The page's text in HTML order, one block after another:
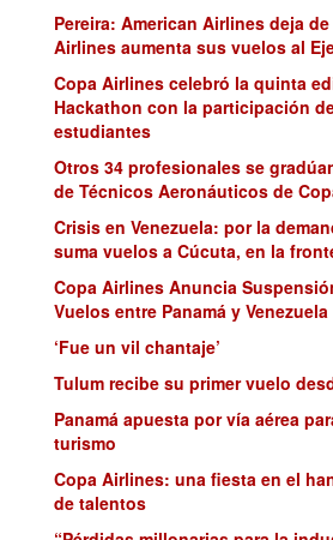
Pereira: American Airlines deja
Airlines aumenta sus vuelos al
Copa Airlines celebró la quinta
Hackathon con la participación
estudiantes
Otros 34 profesionales se
de Técnicos Aeronáuticos de
Crisis en Venezuela: por la
suma vuelos a Cúcuta, en la
Copa Airlines Anuncia
Vuelos entre Panamá y Venezuela
‘Fue un vil chantaje’
Tulum recibe su primer vuelo
Panamá apuesta por vía aérea
turismo
Copa Airlines: una fiesta en el
de talentos